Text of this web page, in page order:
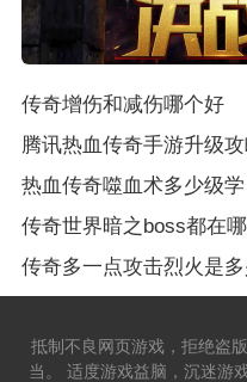
传奇增伤和减伤哪个好
腾讯热血传奇手游升级
热血传奇噬血术多少级学
传奇世界暗之boss都在
传奇多一点攻击烈火是
抵制不良网页游戏，拒绝盗
当。 适度游戏益脑，沉迷游